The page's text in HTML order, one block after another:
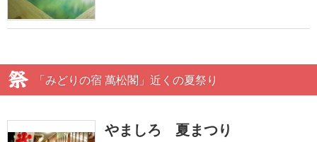
「みどりの宿 萬松閣」近くの夏祭り
やましろ 夏まつり